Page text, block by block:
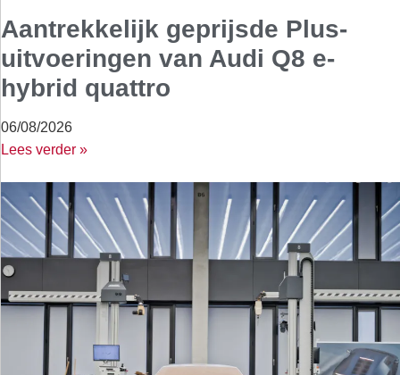
Aantrekkelijk geprijsde Plus-
uitvoeringen van Audi Q8 e-
hybrid quattro
06/08/2026
Lees verder »